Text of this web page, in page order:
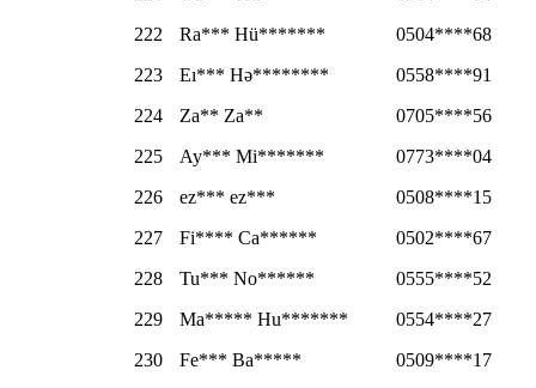
222
Ra*** Hü*******
0504****68
223
Eı*** Hə********
0558****91
224
Za** Za**
0705****56
225
Ay*** Mi*******
0773****04
226
ez*** ez***
0508****15
227
Fi**** Ca******
0502****67
228
Tu*** No******
0555****52
229
Ma***** Hu*******
0554****27
230
Fe*** Ba*****
0509****17